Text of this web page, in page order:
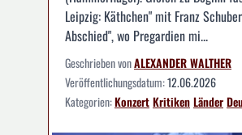
Leipzig: Käthchen" mit Franz
Abschied", wo Pregardien mi...
Geschrieben vonALEXANDER WALTHER
Veröffentlichungsdatum:12.06.2026
Kategorien:KonzertKritikenLänder